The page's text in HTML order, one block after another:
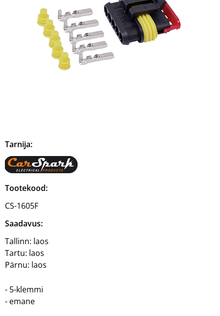
Tarnija:
Tootekood:
CS-1605F
Saadavus:
Tallinn: laos
Tartu: laos
Pärnu: laos
- 5-klemmi
- emane